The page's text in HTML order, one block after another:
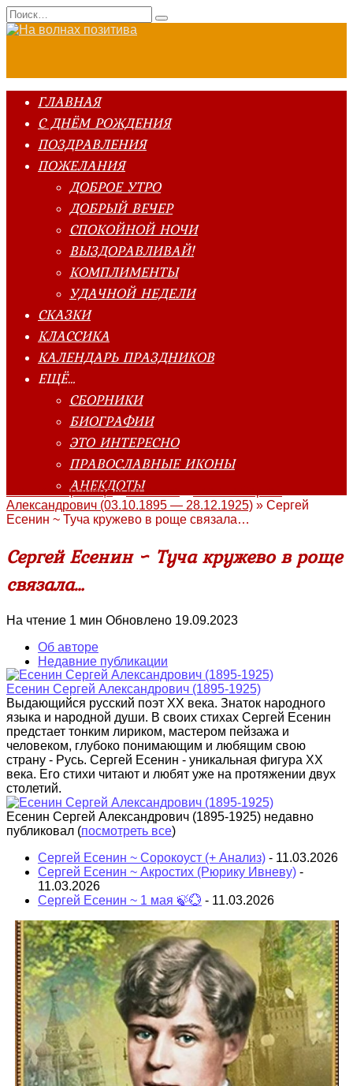
Перейти
к
Search
for:
ГЛАВНАЯ
С ДНЁМ РОЖДЕНИЯ
ПОЗДРАВЛЕНИЯ
ПОЖЕЛАНИЯ
ДОБРОЕ УТРО
ДОБРЫЙ ВЕЧЕР
СПОКОЙНОЙ НОЧИ
ВЫЗДОРАВЛИВАЙ!
КОМПЛИМЕНТЫ
УДАЧНОЙ НЕДЕЛИ
СКАЗКИ
КЛАССИКА
КАЛЕНДАРЬ ПРАЗДНИКОВ
ЕЩЁ…
СБОРНИКИ
БИОГРАФИИ
ЭТО ИНТЕРЕСНО
ПРАВОСЛАВНЫЕ ИКОНЫ
АНЕКДОТЫ
Главная страница»Классика
Александрович (03.10.1895 — 28.12.1925) » Сергей
Есенин ~ Туча кружево в роще связала…
Сергей Есенин ~ Туча кружево в роще
связала…
На чтение 1 мин Обновлено 19.09.2023
Об авторе
Недавние публикации
Есенин Сергей Александрович (1895-1925)
Выдающийся русский поэт XX века. Знаток народного
языка и народной души. В своих стихах Сергей Есенин
предстает тонким лириком, мастером пейзажа и
человеком, глубоко понимающим и любящим свою
страну - Русь. Сергей Есенин - уникальная фигура XX
века. Его стихи читают и любят уже на протяжении двух
столетий.
Есенин Сергей Александрович (1895-1925) недавно
публиковал (посмотреть все)
Сергей Есенин ~ Сорокоуст (+ Анализ) - 11.03.2026
Сергей Есенин ~ Акростих (Рюрику Ивневу) -
11.03.2026
Сергей Есенин ~ 1 мая 🍃💮 - 11.03.2026